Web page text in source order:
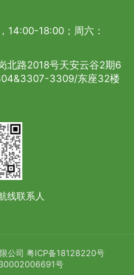
14:00-18:00；周六：
北路2018号天安云谷2期6
3309/东座32楼
线联系人
公司 粤ICP备18128220号
号